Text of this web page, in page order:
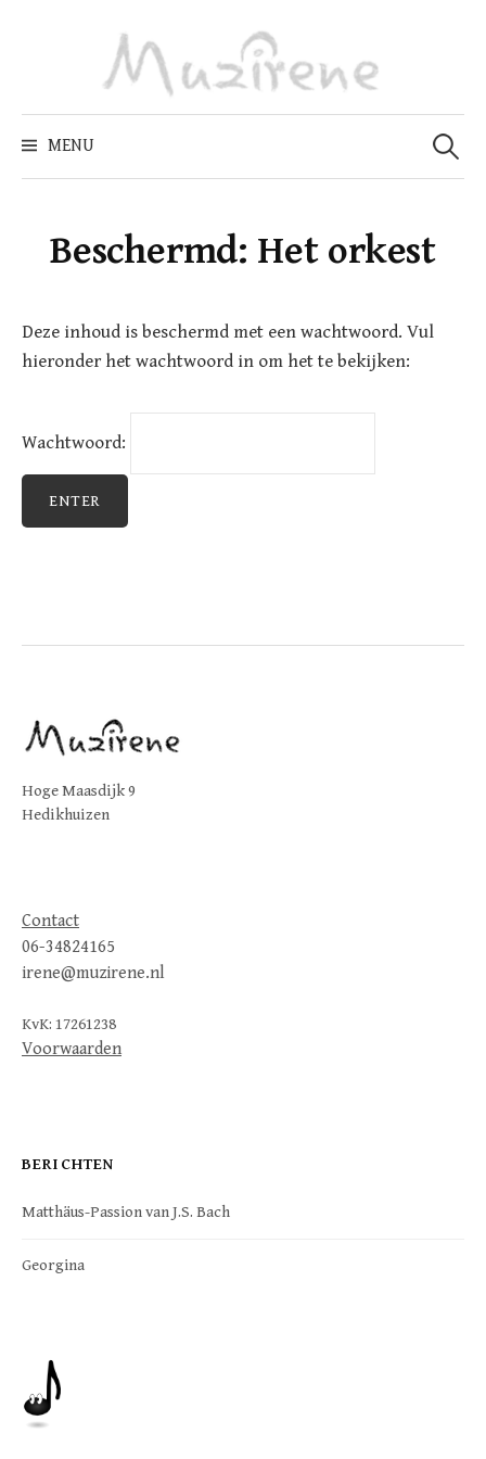
MENU
Zoeken
naar:
Beschermd: Het orkest
Deze inhoud is beschermd met een wachtwoord. Vul
hieronder het wachtwoord in om het te bekijken:
Wachtwoord:
Hoge Maasdijk 9
Hedikhuizen
Contact
06-34824165
irene@muzirene.nl
KvK: 17261238
Voorwaarden
BERICHTEN
Matthäus-Passion van J.S. Bach
Georgina